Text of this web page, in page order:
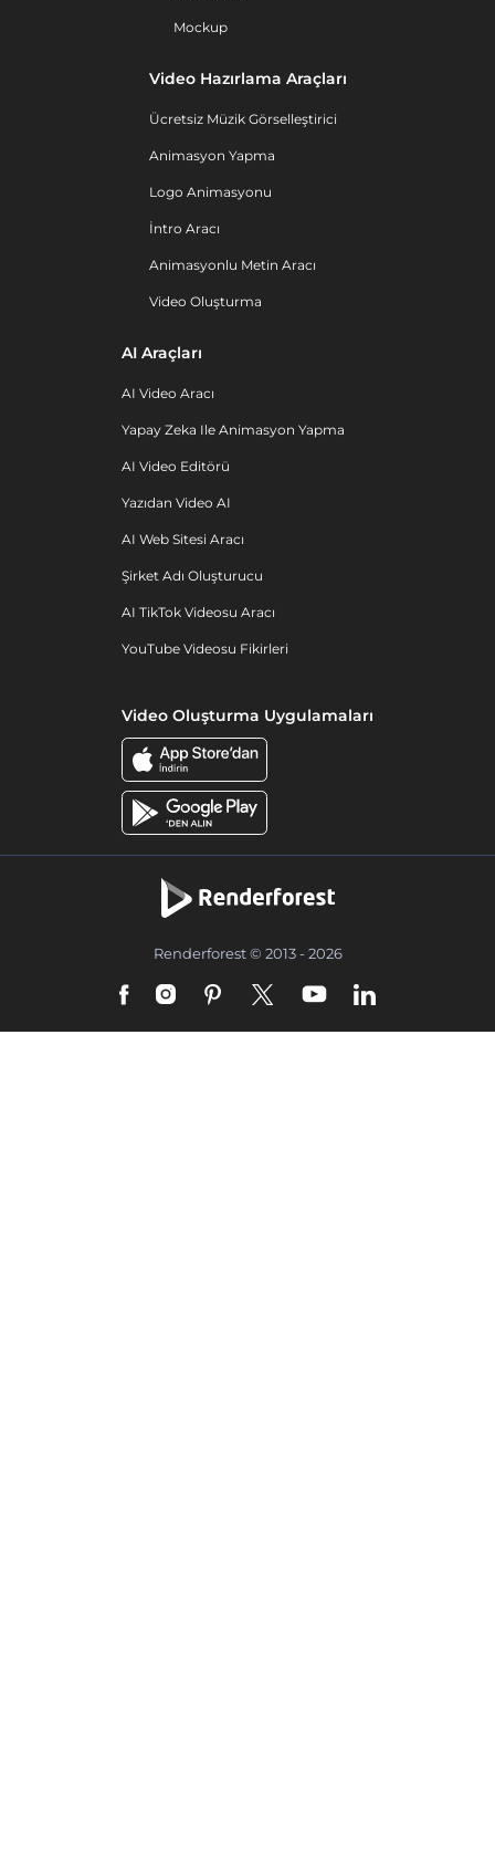
Mockup
Video Hazırlama Araçları
Ücretsiz Müzik Görselleştirici
Animasyon Yapma
Logo Animasyonu
İntro Aracı
Animasyonlu Metin Aracı
Video Oluşturma
AI Araçları
AI Video Aracı
Yapay Zeka Ile Animasyon Yapma
AI Video Editörü
Yazıdan Video AI
AI Web Sitesi Aracı
Şirket Adı Oluşturucu
AI TikTok Videosu Aracı
YouTube Videosu Fikirleri
Video Oluşturma Uygulamaları
Renderforest © 2013 - 2026